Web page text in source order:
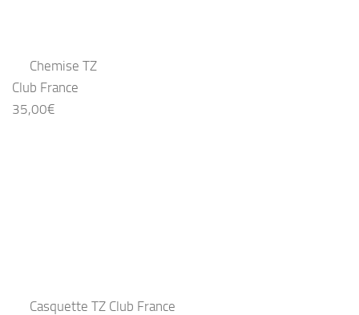
Chemise TZ
Club France
35,00€
Casquette TZ Club France